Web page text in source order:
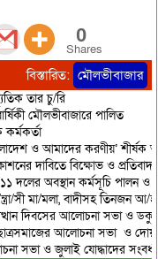
0
Shares
বিস্তারিত: মৌলভীবাজার
তার চু/রি
মৌলভীবাজারে পালিত
ও আমাদের করণীয়’ শীর্ষক
দাবিতে বিক্ষোভ ও
দলের অবস্থান কর্মসূচি পালন ও
সী মা/মলা, বাদীসহ তিনজন আ/
দিবসের আলোচনা সভা ও
আলোচনা সভা ও
সভা ও জুলাই যোদ্ধাদের